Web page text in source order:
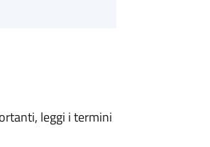
leggi i termini